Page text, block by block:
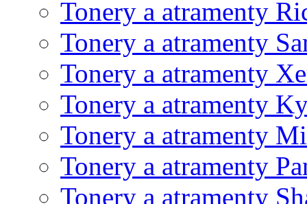
Tonery a atramenty
Tonery a atramenty
Tonery a atramenty
Tonery a atramenty
Tonery a atramenty
Tonery a atramenty
Tonery a atramenty